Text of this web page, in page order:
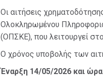
Οι αιτήσεις
Ολοκληρωμένου
(ΟΠΣΚΕ), που λειτουργεί
Ο χρόνος υποβολής των
Έναρξη 14/05/2026 και